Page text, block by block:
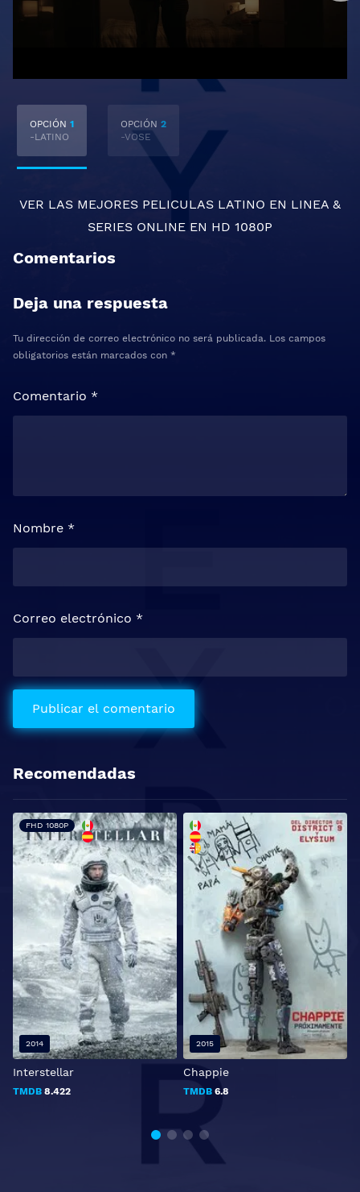
OPCIÓN 1
-LATINO
OPCIÓN 2
-VOSE
VER LAS MEJORES PELICULAS LATINO EN LINEA &
SERIES ONLINE EN HD 1080P
Comentarios
Deja una respuesta
Tu dirección de correo electrónico no será publicada. Los campos
obligatorios están marcados con *
Comentario *
Nombre *
Correo electrónico *
Recomendadas
Interstellar
TMDB 8.422
FHD 1080P
2014
Chappie
TMDB 6.8
2015